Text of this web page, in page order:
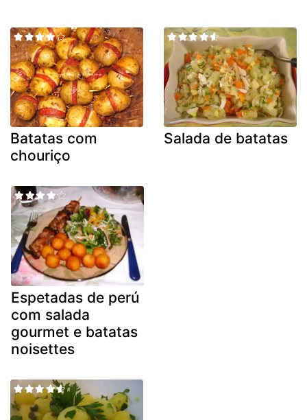
Batatas com
chouriço
Salada de batatas
Espetadas de perú
com salada
gourmet e batatas
noisettes